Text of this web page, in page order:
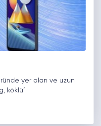
yer alan ve uzun
köklü1